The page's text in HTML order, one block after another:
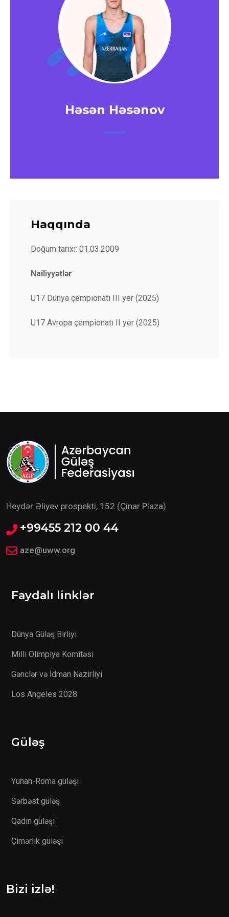
Həsən Həsənov
Haqqında
Doğum tarixi: 01.03.2009
Nailiyyətlər
U17 Dünya çempionatı III yer (2025)
U17 Avropa çempionatı II yer (2025)
Heydər Əliyev prospekti, 152 (Çinar Plaza)
+99455 212 00 44
aze@uww.org
Faydalı linklər
Dünya Güləş Birliyi
Milli Olimpiya Komitəsi
Gənclər və İdman Nazirliyi
Los Angeles 2028
Güləş
Yunan-Roma güləşi
Sərbəst güləş
Qadın güləşi
Çimərlik güləşi
Bizi izlə!